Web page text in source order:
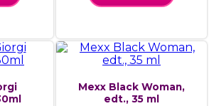
Mexx Black Woman,
edt., 35 ml